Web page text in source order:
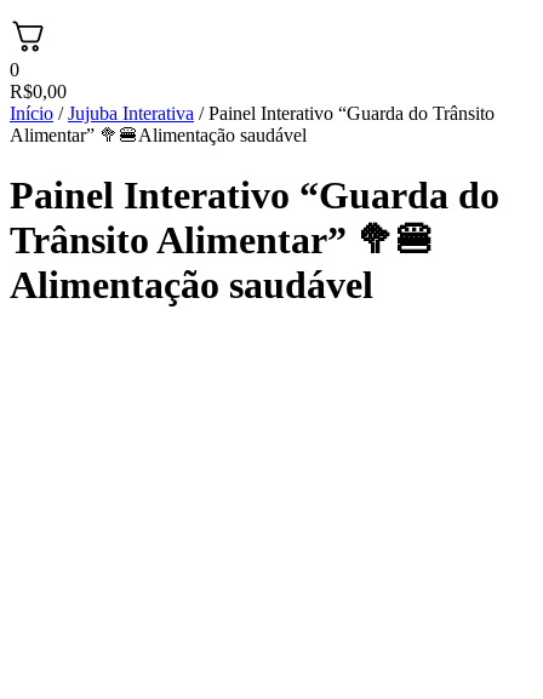
0
R$0,00
Início /Jujuba Interativa / Painel Interativo “Guarda do Trânsito
Alimentar” 🥦🍔Alimentação saudável
Painel Interativo “Guarda do
Trânsito Alimentar” 🥦🍔
Alimentação saudável